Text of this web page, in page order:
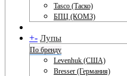
Tasco (Таско)
БПЦ (КОМЗ)
+- Лупы
По бренду
Levenhuk (США)
Bresser (Германия)